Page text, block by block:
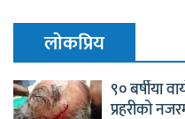
लाेकप्रिय
९० बर्षीया
प्रहरीको